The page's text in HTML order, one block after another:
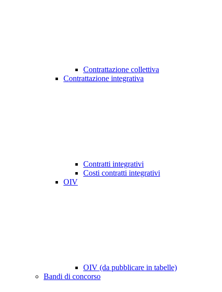
Contrattazione collettiva
Contrattazione integrativa
Contratti integrativi
Costi contratti integrativi
OIV
OIV (da pubblicare in tabelle)
Bandi di concorso